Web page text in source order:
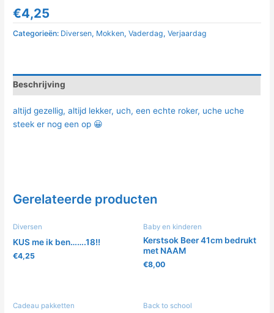
€4,25
Categorieën: Diversen, Mokken,Vaderdag,Verjaardag
Beschrijving
altijd gezellig, altijd lekker, uch, een echte roker, uche uche
steek er nog een op 😀
Gerelateerde producten
Diversen
KUS me ik ben…….18!!
€4,25
Baby en kinderen
Kerstsok Beer 41cm bedrukt
met NAAM
€8,00
Cadeau pakketten Back to school